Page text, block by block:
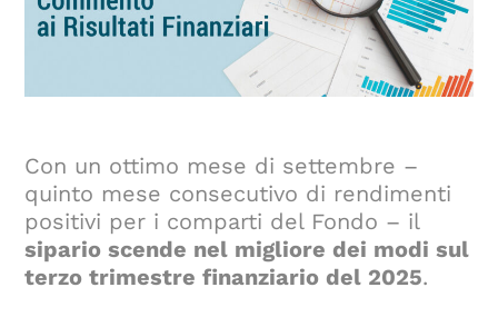
Con un ottimo mese di settembre –
quinto mese consecutivo di rendimenti
positivi per i comparti del Fondo – il
sipario scende nel migliore dei modi sul
terzo trimestre finanziario del 2025.